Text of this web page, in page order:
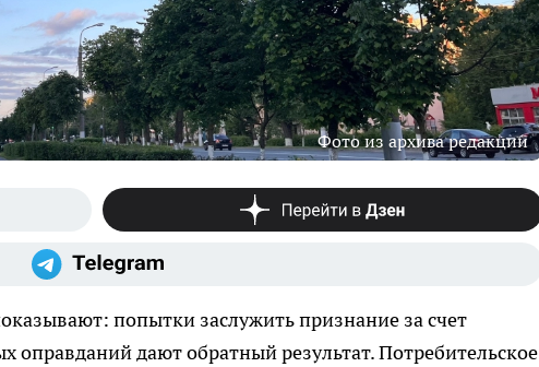
Фото из архива редакции
попытки заслужить признание за счет
оправданий дают обратный результат. Потребительское